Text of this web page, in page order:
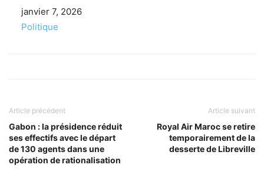
Date
janvier 7, 2026
Par rapport à
Politique
Article précédent
Gabon : la présidence réduit
ses effectifs avec le départ
de 130 agents dans une
opération de rationalisation
Article suivant
Royal Air Maroc se retire
temporairement de la
desserte de Libreville